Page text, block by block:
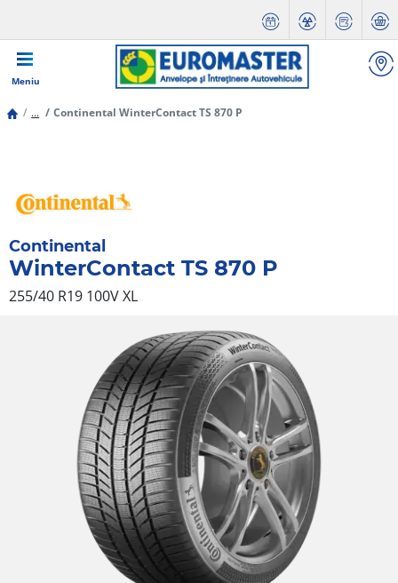
Meniu
... Continental WinterContact TS 870 P
Continental
WinterContact TS 870 P
255/40 R19 100VXL